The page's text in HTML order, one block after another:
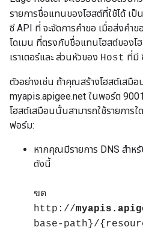
รายการชื่อแทนของโฮสต์ที่ใช้ได้ เ
ซี API ที่ จะจัดการคำขอ เมื่อส่งคำ
โดเมน ที่ตรงกับชื่อแทนโฮสต์ของโ
เราเตอร์และ ส่วนหัวของ Host ที่มี
ตัวอย่างเช่น ถ้าคุณสร้างโฮสต์เสมื
myapis.apigee.net ในพอร์ต
โฮสต์เสมือนนั้นสามารถใช้รายการ
ฟอร์ม:
หากคุณมีรายการ DNS สำห
ดังนี้
ขด
http://
base-path}/